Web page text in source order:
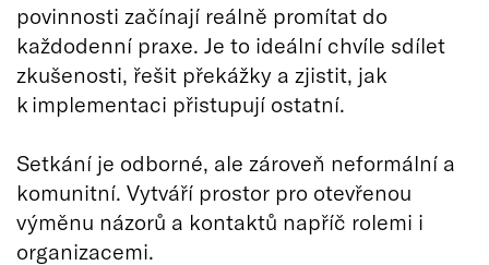
povinnosti začínají reálně promítat do
každodenní praxe. Je to ideální chvíle sdílet
zkušenosti, řešit překážky a zjistit, jak
k implementaci přistupují ostatní.
Setkání je odborné, ale zároveň neformální a
komunitní. Vytváří prostor pro otevřenou
výměnu názorů a kontaktů napříč rolemi i
organizacemi.